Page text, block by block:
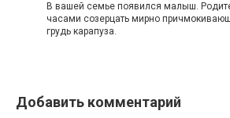
В вашей семье появился малыш.
часами созерцать мирно
грудь карапуза.
Добавить комментарий